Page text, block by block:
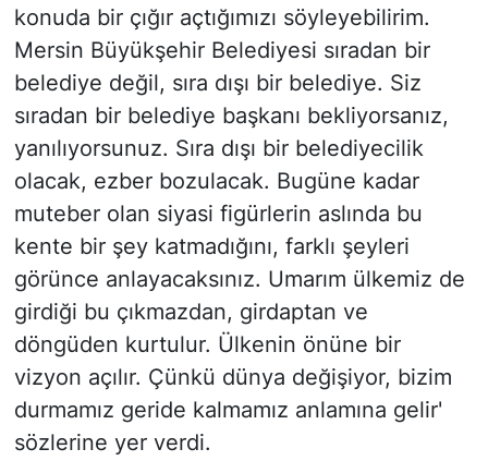
konuda bir çığır açtığımızı söyleyebilirim.
Mersin Büyükşehir Belediyesi sıradan bir
belediye değil, sıra dışı bir belediye. Siz
sıradan bir belediye başkanı bekliyorsanız,
yanılıyorsunuz. Sıra dışı bir belediyecilik
olacak, ezber bozulacak. Bugüne kadar
muteber olan siyasi figürlerin aslında bu
kente bir şey katmadığını, farklı şeyleri
görünce anlayacaksınız. Umarım ülkemiz de
girdiği bu çıkmazdan, girdaptan ve
döngüden kurtulur. Ülkenin önüne bir
vizyon açılır. Çünkü dünya değişiyor, bizim
durmamız geride kalmamız anlamına gelir'
sözlerine yer verdi.